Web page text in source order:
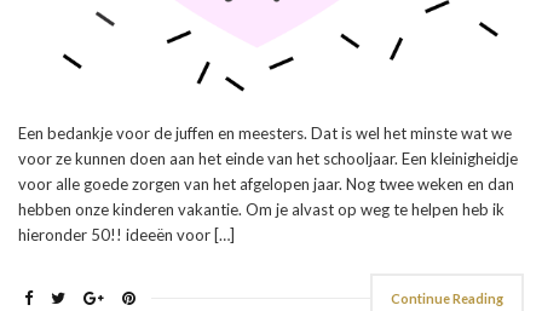
Een bedankje voor de juffen en meesters. Dat is wel het minste wat we
voor ze kunnen doen aan het einde van het schooljaar. Een kleinigheidje
voor alle goede zorgen van het afgelopen jaar. Nog twee weken en dan
hebben onze kinderen vakantie. Om je alvast op weg te helpen heb ik
hieronder 50!! ideeën voor […]
Continue Reading